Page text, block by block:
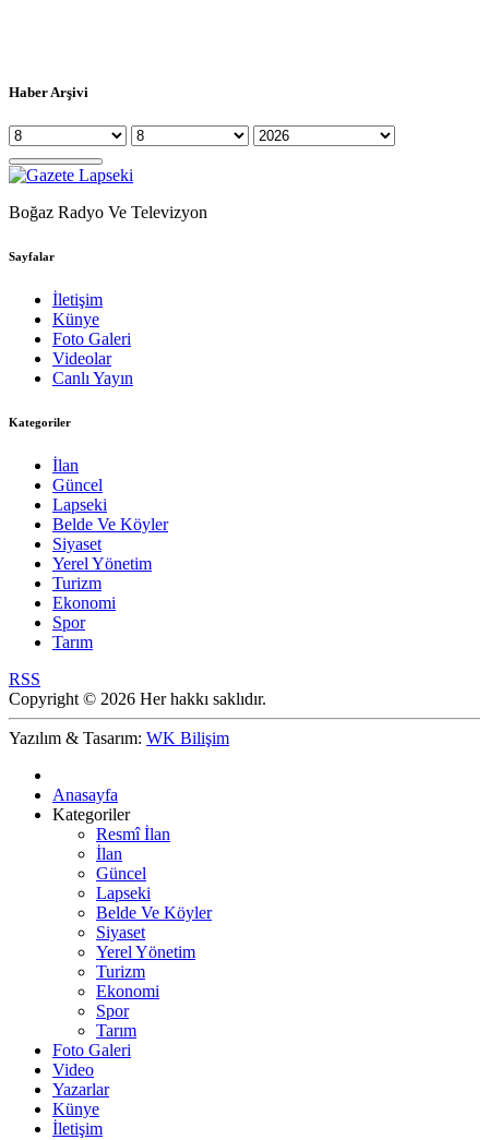
Haber Arşivi
Boğaz Radyo Ve Televizyon
Sayfalar
İletişim
Künye
Foto Galeri
Videolar
Canlı Yayın
Kategoriler
İlan
Güncel
Lapseki
Belde Ve Köyler
Siyaset
Yerel Yönetim
Turizm
Ekonomi
Spor
Tarım
RSS
Copyright © 2026 Her hakkı saklıdır.
Yazılım & Tasarım: WK Bilişim
Anasayfa
Kategoriler
Resmî İlan
İlan
Güncel
Lapseki
Belde Ve Köyler
Siyaset
Yerel Yönetim
Turizm
Ekonomi
Spor
Tarım
Foto Galeri
Video
Yazarlar
Künye
İletişim